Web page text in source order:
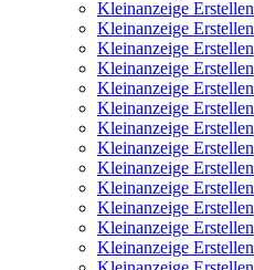
Kleinanzeige Erstellen
Kleinanzeige Erstellen
Kleinanzeige Erstellen
Kleinanzeige Erstellen
Kleinanzeige Erstellen
Kleinanzeige Erstellen
Kleinanzeige Erstellen
Kleinanzeige Erstellen
Kleinanzeige Erstellen
Kleinanzeige Erstellen
Kleinanzeige Erstellen
Kleinanzeige Erstellen
Kleinanzeige Erstellen